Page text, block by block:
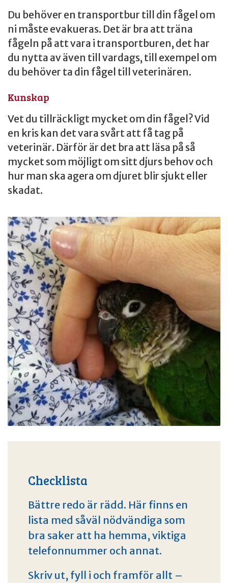
Du behöver en transportbur till din fågel om
ni måste evakueras. Det är bra att träna
fågeln på att vara i transportburen, det har
du nytta av även till vardags, till exempel om
du behöver ta din fågel till veterinären.
Kunskap
Vet du tillräckligt mycket om din fågel? Vid
en kris kan det vara svårt att få tag på
veterinär. Därför är det bra att läsa på så
mycket som möjligt om sitt djurs behov och
hur man ska agera om djuret blir sjukt eller
skadat.
Checklista
Bättre redo är rädd. Här finns en
lista med såväl nödvändiga som
bra saker att ha hemma, viktiga
telefonnummer och annat.
Skriv ut, fyll i och framför allt –